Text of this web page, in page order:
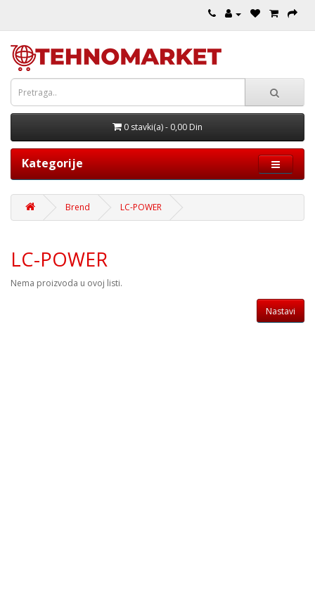
0 stavki(a) - 0,00 Din
Kategorije
Brend LC-POWER
LC-POWER
Nema proizvoda u ovoj listi.
Nastavi